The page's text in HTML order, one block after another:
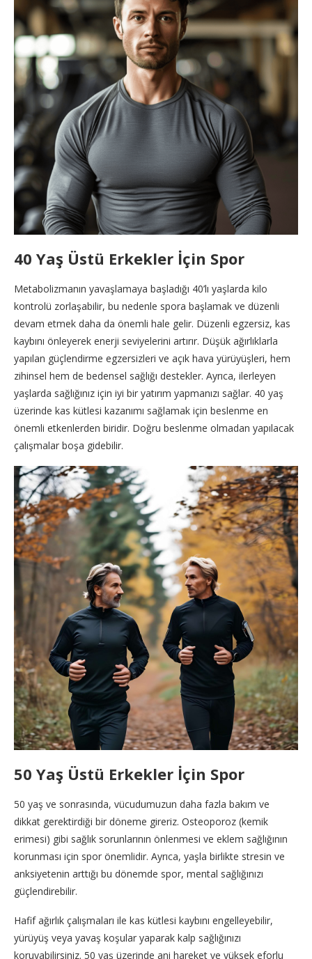
40 Yaş Üstü Erkekler İçin Spor
Metabolizmanın yavaşlamaya başladığı 40’lı yaşlarda kilo
kontrolü zorlaşabilir, bu nedenle spora başlamak ve düzenli
devam etmek daha da önemli hale gelir. Düzenli egzersiz, kas
kaybını önleyerek enerji seviyelerini artırır. Düşük ağırlıklarla
yapılan güçlendirme egzersizleri ve açık hava yürüyüşleri, hem
zihinsel hem de bedensel sağlığı destekler. Ayrıca, ilerleyen
yaşlarda sağlığınız için iyi bir yatırım yapmanızı sağlar. 40 yaş
üzerinde kas kütlesi kazanımı sağlamak için beslenme en
önemli etkenlerden biridir. Doğru beslenme olmadan yapılacak
çalışmalar boşa gidebilir.
50 Yaş Üstü Erkekler İçin Spor
50 yaş ve sonrasında, vücudumuzun daha fazla bakım ve
dikkat gerektirdiği bir döneme gireriz. Osteoporoz (kemik
erimesi) gibi sağlık sorunlarının önlenmesi ve eklem sağlığının
korunması için spor önemlidir. Ayrıca, yaşla birlikte stresin ve
anksiyetenin arttığı bu dönemde spor, mental sağlığınızı
güçlendirebilir.
Hafif ağırlık çalışmaları ile kas kütlesi kaybını engelleyebilir,
yürüyüş veya yavaş koşular yaparak kalp sağlığınızı
koruyabilirsiniz. 50 yaş üzerinde ani hareket ve yüksek eforlu